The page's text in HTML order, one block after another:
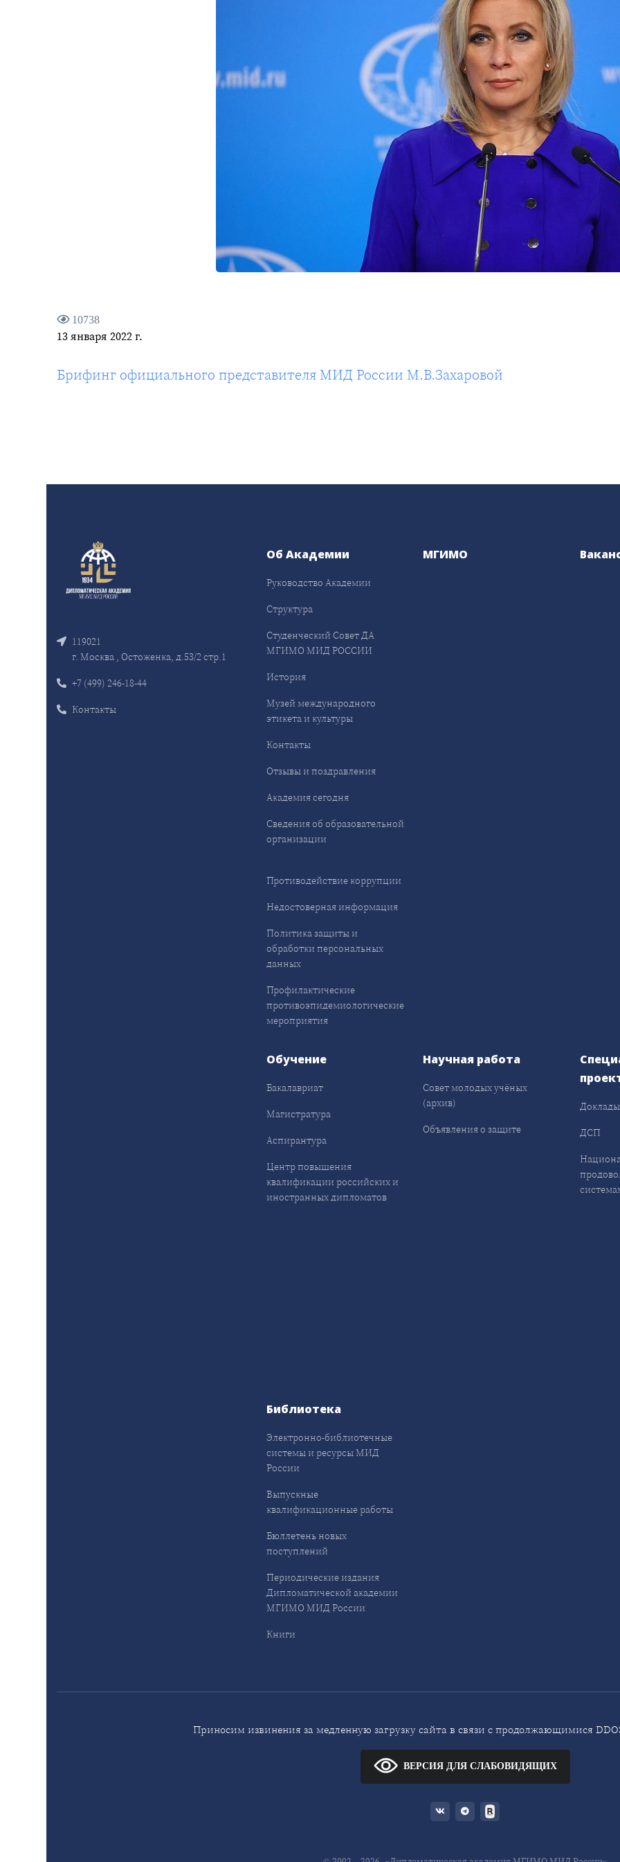
10738
13 января 2022 г.
Брифинг официального представителя МИД России М.В.Захаровой
119021
г. Москва , Остоженка, д.53/2 стр.1
+7 (499) 246-18-44
Контакты
Об Академии
Руководство Академии
Структура
Студенческий Совет ДА
МГИМО МИД РОССИИ
История
Музей международного
этикета и культуры
Контакты
Отзывы и поздравления
Академия сегодня
Сведения об образовательной
организации
Противодействие коррупции
Недостоверная информация
Политика защиты и
обработки персональных
данных
Профилактические
противоэпидемиологические
мероприятия
МГИМО
Обучение
Бакалавриат
Магистратура
Аспирантура
Центр повышения
квалификации российских и
иностранных дипломатов
Научная работа
Совет молодых учёных
(архив)
Объявления о защите
Доклады
ДСП
Библиотека
Электронно-библиотечные
системы и ресурсы МИД
России
Выпускные
квалификационные работы
Бюллетень новых
поступлений
Периодические издания
Дипломатической академии
МГИМО МИД России
Книги
Приносим извинения за медленную загрузку сайта в связи с продолжающимися
ВЕРСИЯ ДЛЯ СЛАБОВИДЯЩИХ